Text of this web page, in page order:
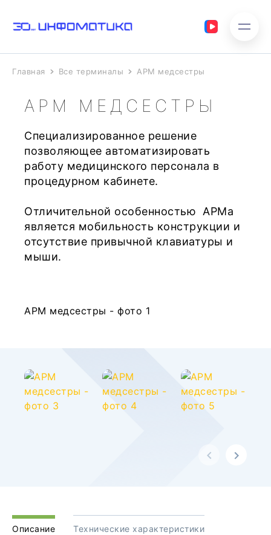
Главная Все терминалы АРМ медсестры
АРМ МЕДСЕСТРЫ
Специализированное решение
позволяющее автоматизировать
работу медицинского персонала в
процедурном кабинете.
Отличительной особенностью АРМа
является мобильность конструкции и
отсутствие привычной клавиатуры и
мыши.
Описание Технические характеристики